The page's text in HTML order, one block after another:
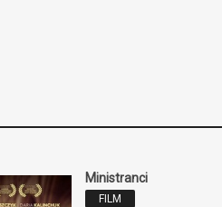
Ministranci
FILM